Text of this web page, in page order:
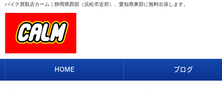
バイク買取店カーム｜静岡県西部（浜松市近郊）、愛知県東部に無料出張します。
HOME ブログ